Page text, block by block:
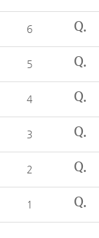
6 Q.
5 Q.
4 Q.
3 Q.
2 Q.
1 Q.